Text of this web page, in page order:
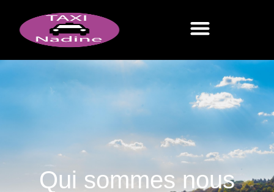
Qui sommes nous